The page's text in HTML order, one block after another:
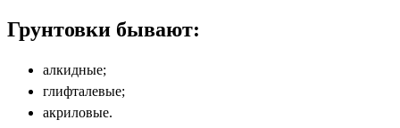
Грунтовки бывают:
алкидные;
глифталевые;
акриловые.